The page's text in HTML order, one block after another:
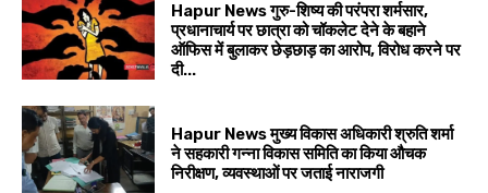
Hapur News गुरु-शिष्य की परंपरा शर्मसार,
प्रधानाचार्य पर छात्रा को चॉकलेट देने के बहाने
ऑफिस में बुलाकर छेड़छाड़ का आरोप, विरोध करने पर
दी...
Hapur News मुख्य विकास अधिकारी श्रुति शर्मा
ने सहकारी गन्ना विकास समिति का किया औचक
निरीक्षण, व्यवस्थाओं पर जताई नाराजगी